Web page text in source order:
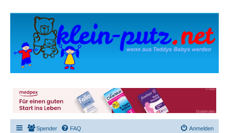
Spender FAQ Anmelden